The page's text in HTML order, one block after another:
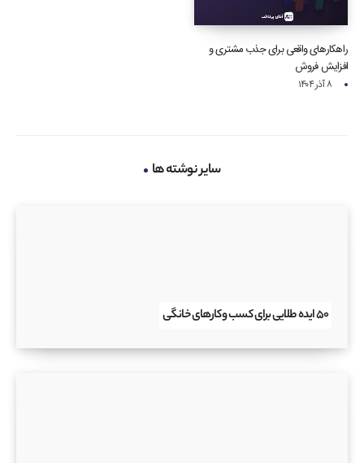
راهکارهای واقعی برای جذب مشتری و
افزایش فروش
۸ آذر ۱۴۰۴
سایر نوشته ها
۵۰ ایده طلایی برای کسب و کارهای خانگی